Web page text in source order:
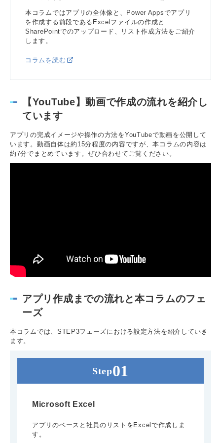
本コラムではアプリの全体像と、Power Appsでアプリ
を作成する前段であるExcelファイルの作成と
SharePointでのアップロード、リスト作成方法をご紹介
します。
コラムを読む
【YouTube】動画で作成の流れを紹介し
ています
アプリの完成イメージや操作の方法をYouTubeで動画を公開して
います。動画自体は約15分程度の内容ですが、本コラムの内容は
約7分でまとめています。ぜひ合わせてご覧ください。
アプリ作成までの流れと本コラムのフェ
ーズ
本コラムでは、STEP3フェーズにおける設定方法を紹介していき
ます。
Microsoft Excel
アプリのベースと社員のリストをExcelで作成しま
す。